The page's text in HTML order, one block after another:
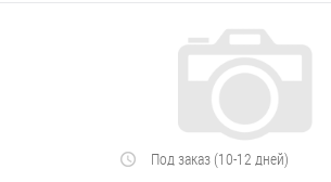
Под заказ (10-12 дней)